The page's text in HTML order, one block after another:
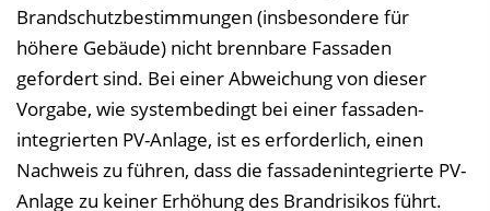
Brandschutzbestimmungen (insbesondere für
höhere Gebäude) nicht brennbare Fassaden
gefordert sind. Bei einer Abweichung von dieser
Vorgabe, wie systembedingt bei einer fassaden­
integrierten PV-Anlage, ist es erforderlich, einen
Nachweis zu führen, dass die fassadenintegrierte PV-
Anlage zu keiner Erhöhung des Brandrisikos führt.